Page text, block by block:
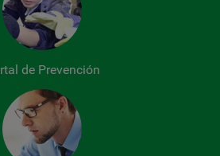
de Prevención